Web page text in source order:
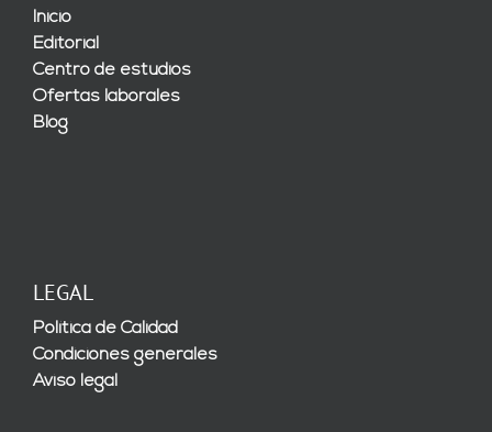
Inicio
Editorial
Centro de estudios
Ofertas laborales
Blog
LEGAL
Política de Calidad
Condiciones generales
Aviso legal